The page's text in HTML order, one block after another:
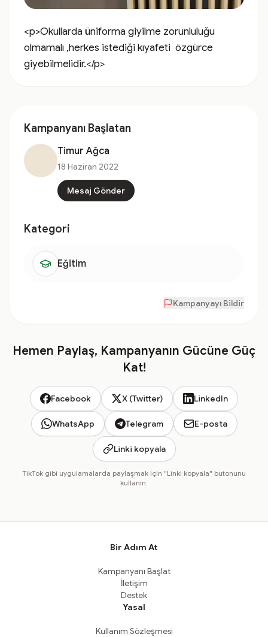
<p>Okullarda üniforma giyilme zorunluluğu
olmamalı ,herkes istediği kıyafeti  özgürce
giyebilmelidir.</p>
Kampanyanı Başlatan
Timur Ağca
18 Haziran 2022
Mesaj Gönder
Kategori
Eğitim
Kampanyayı Bildir
Hemen Paylaş, Kampanyanın Gücüne Güç
Kat!
Facebook X (Twitter) LinkedIn
WhatsApp Telegram E-posta
Linki kopyala
TikTok gibi uygulamalarda paylaşmak için "Linki kopyala" butonunu
kullanın.
Bir Adım At
Kampanyanı Başlat
İletişim
Destek
Yasal
Kullanım Sözleşmesi